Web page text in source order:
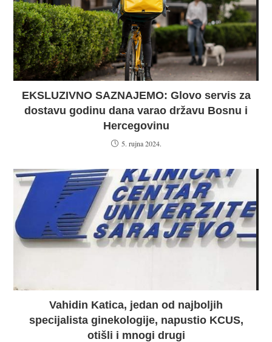
EKSLUZIVNO SAZNAJEMO: Glovo servis za
dostavu godinu dana varao državu Bosnu i
Hercegovinu
5. rujna 2024.
Vahidin Katica, jedan od najboljih
specijalista ginekologije, napustio KCUS,
otišli i mnogi drugi